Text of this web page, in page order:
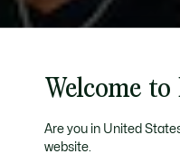
Welcome
Are you in United
website.